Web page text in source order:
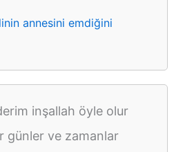
annesini emdiğini
inşallah öyle olur
günler ve zamanlar